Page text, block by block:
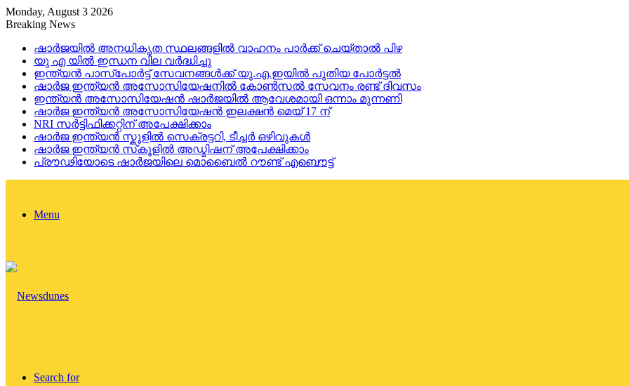
Monday, August 3 2026
Breaking News
ഷാർജയിൽ അനധികൃത സ്ഥലങ്ങളിൽ വാഹനം പാർക്ക് ചെയ്താൽ പിഴ
യു എ യിൽ ഇന്ധന വില വർദ്ധിച്ചു
ഇന്ത്യൻ പാസ്പോർട്ട് സേവനങ്ങൾക്ക് യു.എ.ഇയിൽ പുതിയ പോർട്ടൽ
ഷാർജ ഇന്ത്യൻ അസോസിയേഷനിൽ കോൺസൽ സേവനം രണ്ട് ദിവസം
ഇന്ത്യൻ അസോസിയേഷൻ ഷാർജയിൽ ആവേശമായി ഒന്നാം മുന്നണി
ഷാർജ ഇന്ത്യൻ അസോസിയേഷൻ ഇലക്ഷൻ മെയ് 17 ന്
NRI സർട്ടിഫിക്കറ്റിന്‌ അപേക്ഷിക്കാം
ഷാർജ ഇന്ത്യൻ സ്കൂളിൽ സെക്രട്ടറി, ടീച്ചർ ഒഴിവുകൾ
ഷാർജ ഇന്ത്യൻ സ്‌കൂളിൽ അഡ്മിഷന് അപേക്ഷിക്കാം
പ്രൗഢിയോടെ ഷാർജയിലെ മൊബൈൽ റൗണ്ട് എബൌട്ട്
Menu
Search for